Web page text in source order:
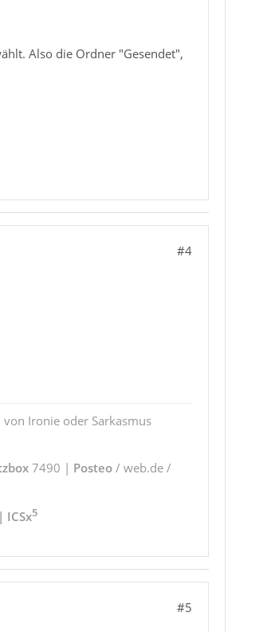
Also die Ordner "Gesendet",
#4
Ironie oder Sarkasmus
7490 | Posteo/ web.de /
5
#5